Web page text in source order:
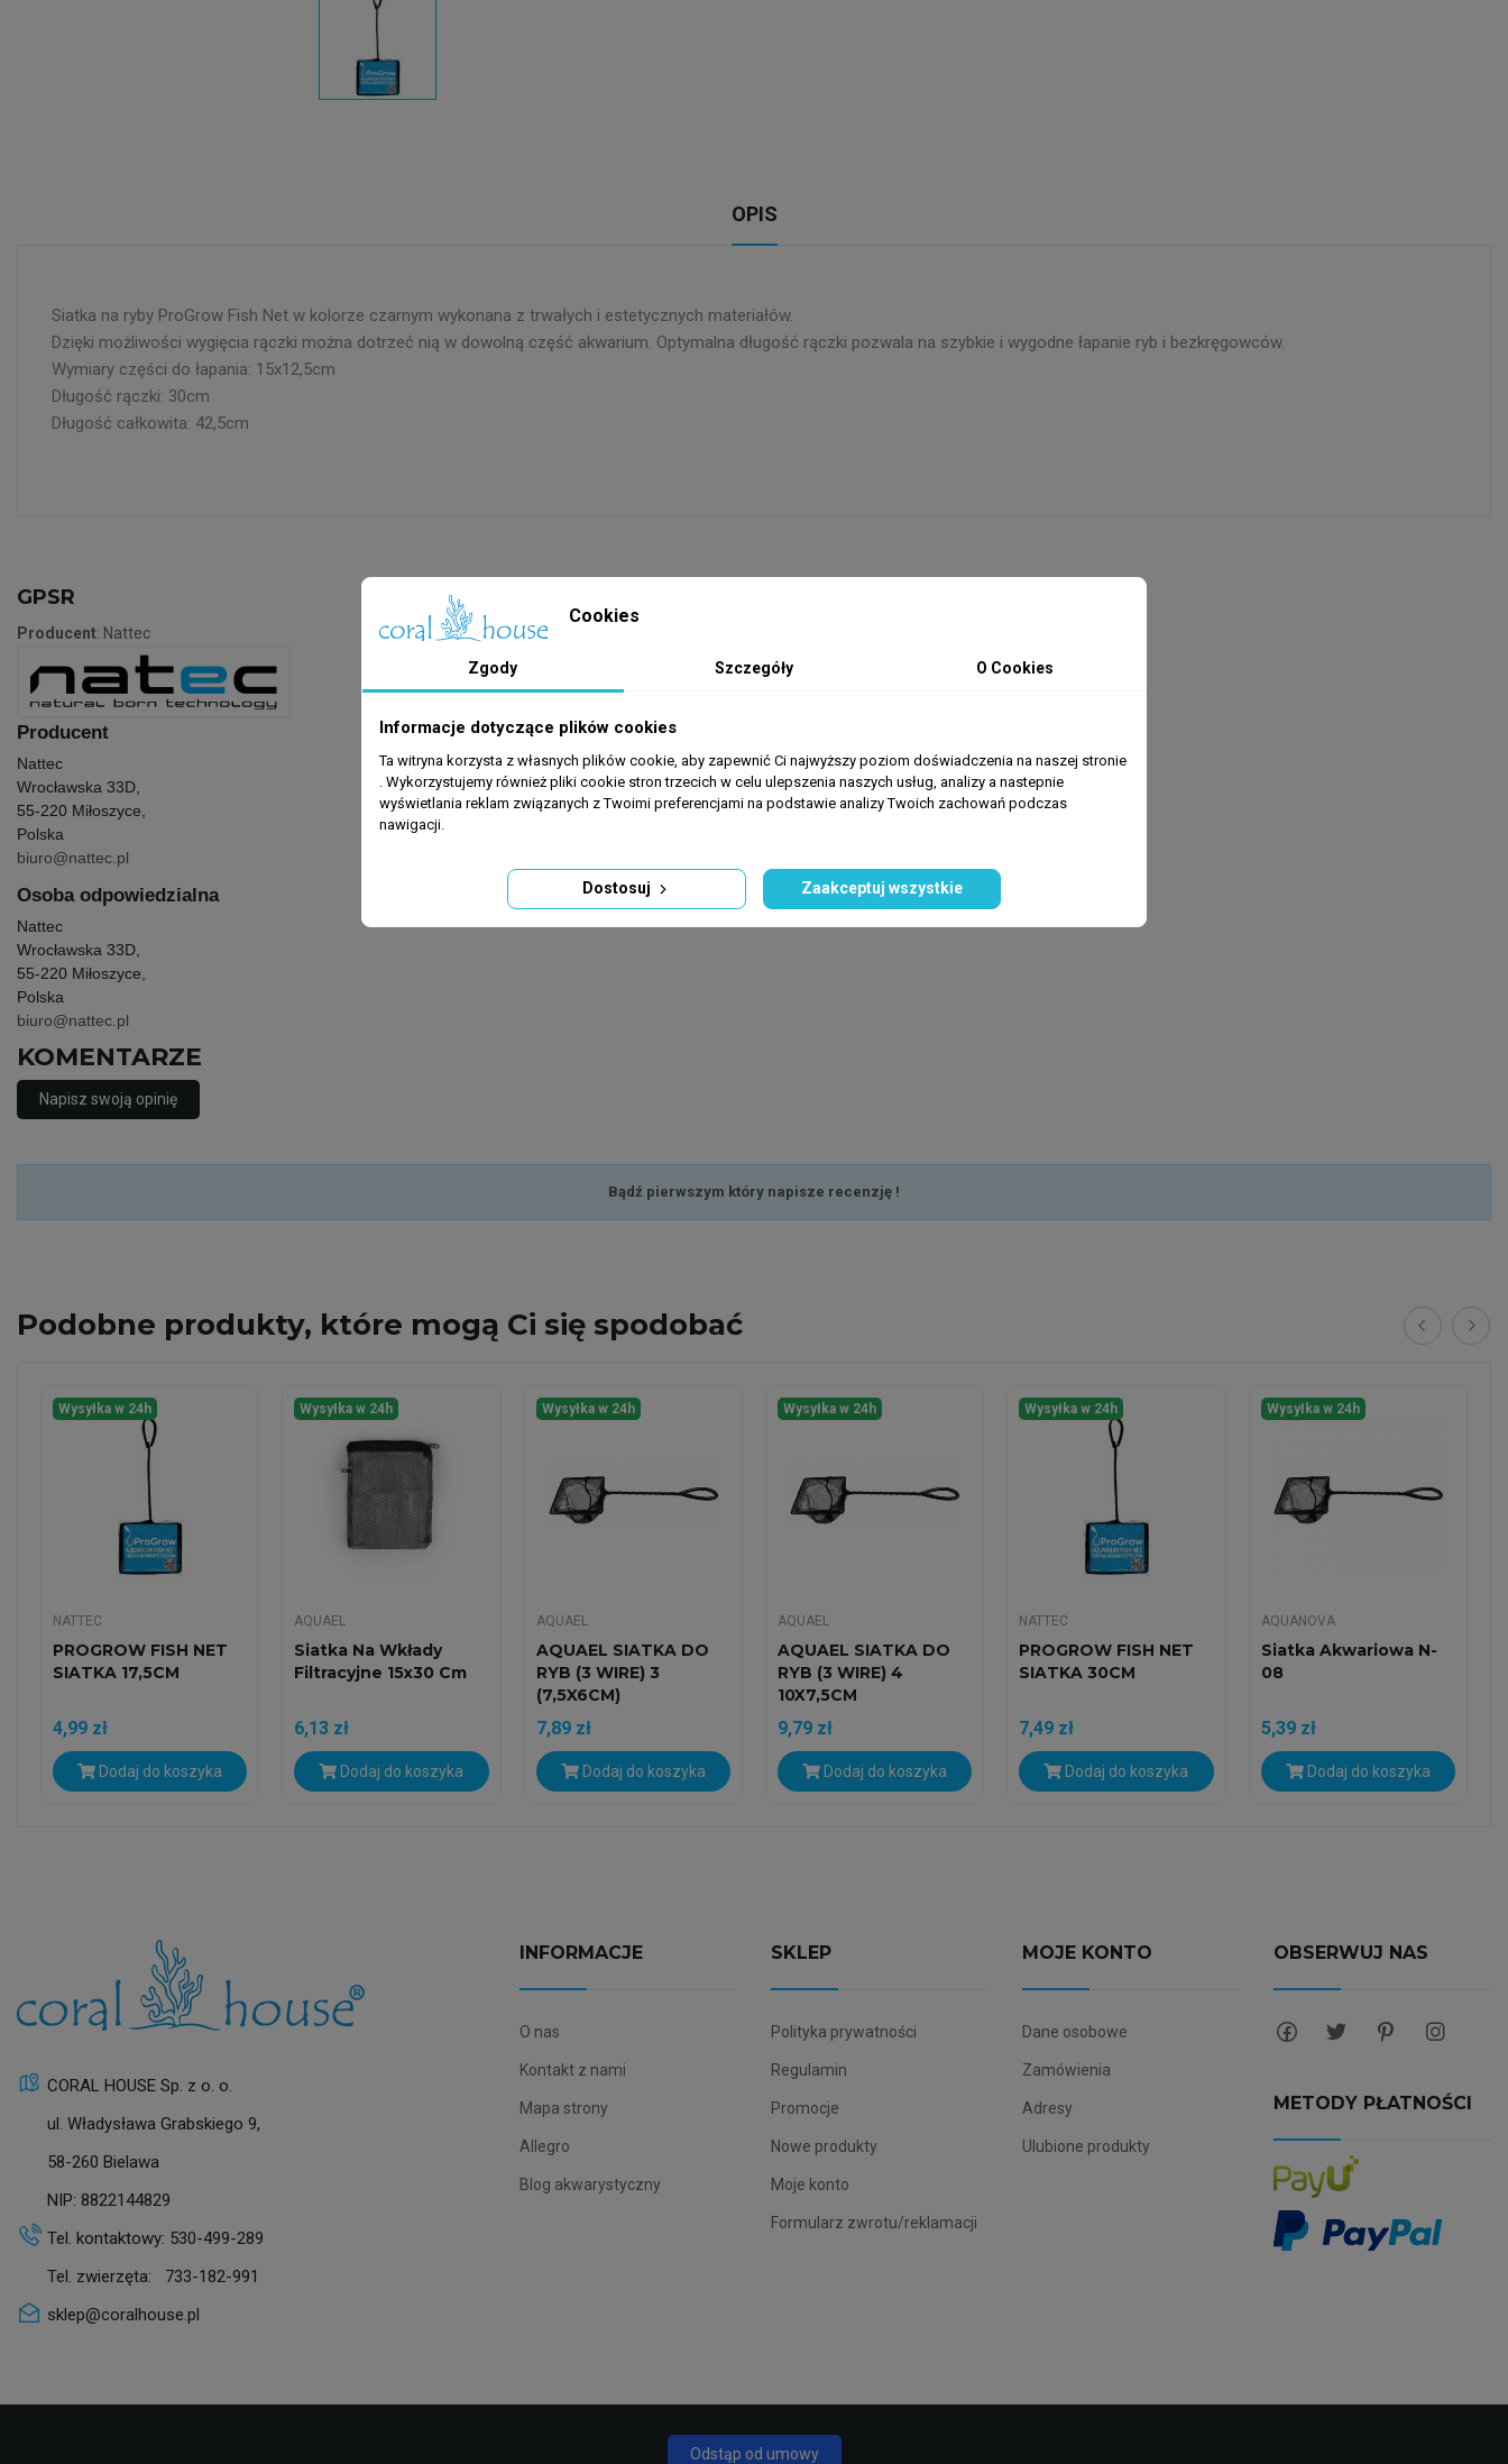
OPIS
Siatka na ryby ProGrow Fish Net w kolorze czarnym wykonana z trwałych i estetycznych materiałów.
Dzięki możliwości wygięcia rączki można dotrzeć nią w dowolną część akwarium. Optymalna długość rączki pozwala na szybkie i wygodne łapanie ryb i bezkręgowców.
Wymiary części do łapania: 15x12,5cm
Długość rączki: 30cm
Długość całkowita: 42,5cm
GPSR
Producent: Nattec
Producent
Nattec
Wrocławska 33D,
55-220 Miłoszyce,
Polska
biuro@nattec.pl
Osoba odpowiedzialna
Nattec
Wrocławska 33D,
55-220 Miłoszyce,
Polska
biuro@nattec.pl
KOMENTARZE
Napisz swoją opinię
Bądź pierwszym który napisze recenzję !
Podobne produkty, które mogą Ci się spodobać
Wysyłka w 24h
NATTEC
PROGROW FISH NET
SIATKA 17,5CM
4,99 zł
Dodaj do koszyka
Wysyłka w 24h
AQUAEL
Siatka Na Wkłady
Filtracyjne 15x30 Cm
6,13 zł
Dodaj do koszyka
Wysyłka w 24h
AQUAEL
AQUAEL SIATKA DO
RYB (3 WIRE) 3
(7,5X6CM)
7,89 zł
Dodaj do koszyka
Wysyłka w 24h
AQUAEL
AQUAEL SIATKA DO
RYB (3 WIRE) 4
10X7,5CM
9,79 zł
Dodaj do koszyka
Wysyłka w 24h
NATTEC
PROGROW FISH NET
SIATKA 30CM
7,49 zł
Dodaj do koszyka
Wysyłka w 24h
AQUANOVA
Siatka Akwariowa N-
08
5,39 zł
Dodaj do koszyka
CORAL HOUSE Sp. z o. o.
ul. Władysława Grabskiego 9,
58-260 Bielawa
NIP: 8822144829
Tel. kontaktowy: 530-499-289
Tel. zwierzęta: 733-182-991
sklep@coralhouse.pl
INFORMACJE
O nas
Kontakt z nami
Mapa strony
Allegro
Blog akwarystyczny
SKLEP
Polityka prywatności
Regulamin
Promocje
Nowe produkty
Moje konto
Formularz zwrotu/reklamacji
MOJE KONTO
Dane osobowe
Zamówienia
Adresy
Ulubione produkty
OBSERWUJ NAS
METODY PŁATNOŚCI
Cookies
Zgody Szczegóły O Cookies
Informacje dotyczące plików cookies
Ta witryna korzysta z własnych plików cookie, aby zapewnić Ci najwyższy poziom doświadczenia na naszej stronie
. Wykorzystujemy również pliki cookie stron trzecich w celu ulepszenia naszych usług, analizy a nastepnie
wyświetlania reklam związanych z Twoimi preferencjami na podstawie analizy Twoich zachowań podczas
nawigacji.
Dostosuj Zaakceptuj wszystkie
Odstąp od umowy